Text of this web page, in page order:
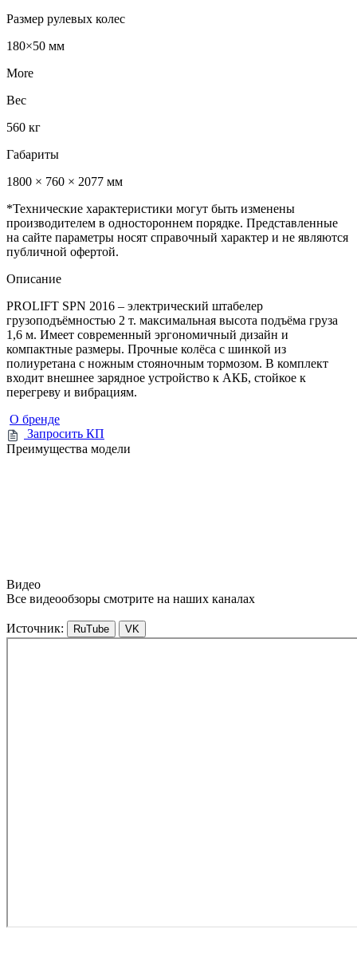
Размер рулевых колес
180×50 мм
More
Вес
560 кг
Габариты
1800 × 760 × 2077 мм
*Технические характеристики могут быть изменены
производителем в одностороннем порядке. Представленные
на сайте параметры носят справочный характер и не являются
публичной офертой.
Описание
PROLIFT SPN 2016 – электрический штабелер
грузоподъёмностью 2 т. максимальная высота подъёма груза
1,6 м. Имеет современный эргономичный дизайн и
компактные размеры. Прочные колёса с шинкой из
полиуретана с ножным стояночным тормозом. В комплект
входит внешнее зарядное устройство к АКБ, стойкое к
перегреву и вибрациям.
О бренде
Запросить КП
Преимущества модели
Видео
Все видеообзоры смотрите на наших каналах
Источник: RuTube VK